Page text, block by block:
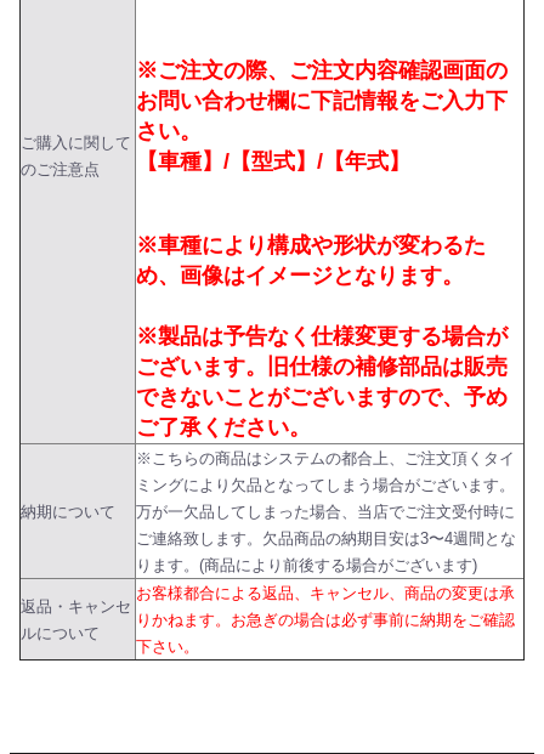
ご購入に関して
のご注意点
※ご注文の際、ご注文内容確認画面の
お問い合わせ欄に下記情報をご入力下
さい。
【車種】/【型式】/【年式】
※車種により構成や形状が変わるた
め、画像はイメージとなります。
※製品は予告なく仕様変更する場合が
ございます。旧仕様の補修部品は販売
できないことがございますので、予め
ご了承ください。
納期について
※こちらの商品はシステムの都合上、ご注文頂くタイ
ミングにより欠品となってしまう場合がございます。
万が一欠品してしまった場合、当店でご注文受付時に
ご連絡致します。欠品商品の納期目安は3〜4週間とな
ります。(商品により前後する場合がございます)
返品・キャンセ
ルについて
お客様都合による返品、キャンセル、商品の変更は承
りかねます。お急ぎの場合は必ず事前に納期をご確認
下さい。